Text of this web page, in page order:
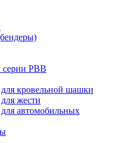
PBB
кровельной шашки
жести
автомобильных